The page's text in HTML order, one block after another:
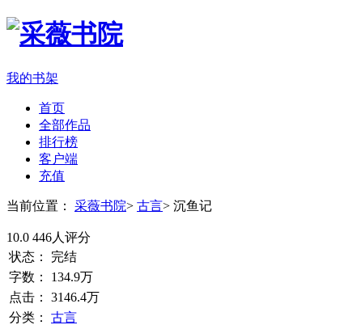
我的书架
首页
全部作品
排行榜
客户端
充值
当前位置： 采薇书院> 古言> 沉鱼记
10.0 446人评分
状态：
完结
字数：
134.9万
点击：
3146.4万
分类：
古言